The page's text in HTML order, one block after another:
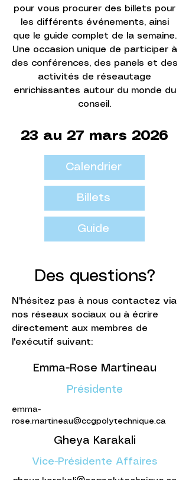
pour vous procurer des billets pour
les différents événements, ainsi
que le guide complet de la semaine.
Une occasion unique de participer à
des conférences, des panels et des
activités de réseautage
enrichissantes autour du monde du
conseil.
23 au 27 mars 2026
Calendrier
Billets
Guide
Des questions?
N'hésitez pas à nous contactez via
nos réseaux sociaux ou à écrire
directement aux membres de
l'exécutif suivant:
Emma-Rose Martineau
Présidente
emma-
rose.martineau@ccgpolytechnique.ca
Gheya Karakali
Vice-Présidente Affaires